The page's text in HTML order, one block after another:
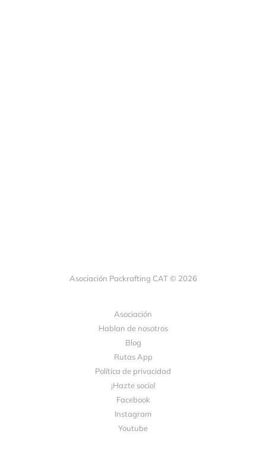
Asociación Packrafting CAT © 2026
Asociación
Hablan de nosotros
Blog
Rutas App
Política de privacidad
¡Hazte socio!
Facebook
Instagram
Youtube